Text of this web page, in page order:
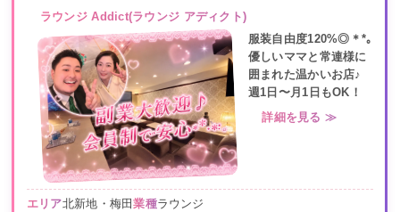
ラウンジ Addict(ラウンジ アディクト)
服装自由度120%◎＊*｡
優しいママと常連様に
囲まれた温かいお店♪
週1日〜月1日もOK！
詳細を見る ≫
エリア北新地・梅田業種ラウンジ